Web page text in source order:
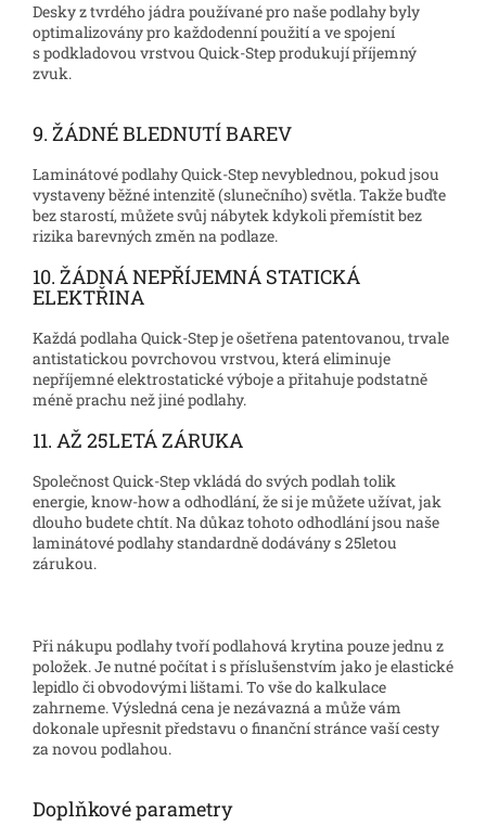
Desky z tvrdého jádra používané pro naše podlahy byly
optimalizovány pro každodenní použití a ve spojení
s podkladovou vrstvou Quick-Step produkují příjemný
zvuk.
9. ŽÁDNÉ BLEDNUTÍ BAREV
Laminátové podlahy Quick-Step nevyblednou, pokud jsou
vystaveny běžné intenzitě (slunečního) světla. Takže buďte
bez starostí, můžete svůj nábytek kdykoli přemístit bez
rizika barevných změn na podlaze.
10. ŽÁDNÁ NEPŘÍJEMNÁ STATICKÁ
ELEKTŘINA
Každá podlaha Quick-Step je ošetřena patentovanou, trvale
antistatickou povrchovou vrstvou, která eliminuje
nepříjemné elektrostatické výboje a přitahuje podstatně
méně prachu než jiné podlahy.
11. AŽ 25LETÁ ZÁRUKA
Společnost Quick-Step vkládá do svých podlah tolik
energie, know-how a odhodlání, že si je můžete užívat, jak
dlouho budete chtít. Na důkaz tohoto odhodlání jsou naše
laminátové podlahy standardně dodávány s 25letou
zárukou.
Při nákupu podlahy tvoří podlahová krytina pouze jednu z
položek. Je nutné počítat i s příslušenstvím jako je elastické
lepidlo či obvodovými lištami. To vše do kalkulace
zahrneme. Výsledná cena je nezávazná a může vám
dokonale upřesnit představu o finanční stránce vaší cesty
za novou podlahou.
Doplňkové parametry